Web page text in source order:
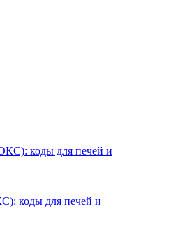
коды для печей и